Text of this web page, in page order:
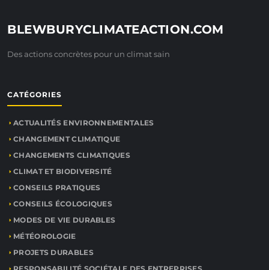
BLEWBURYCLIMATEACTION.COM
Des actions concrètes pour un climat sain
CATÉGORIES
ACTUALITÉS ENVIRONNEMENTALES
CHANGEMENT CLIMATIQUE
CHANGEMENTS CLIMATIQUES
CLIMAT ET BIODIVERSITÉ
CONSEILS PRATIQUES
CONSEILS ÉCOLOGIQUES
MODES DE VIE DURABLES
MÉTÉOROLOGIE
PROJETS DURABLES